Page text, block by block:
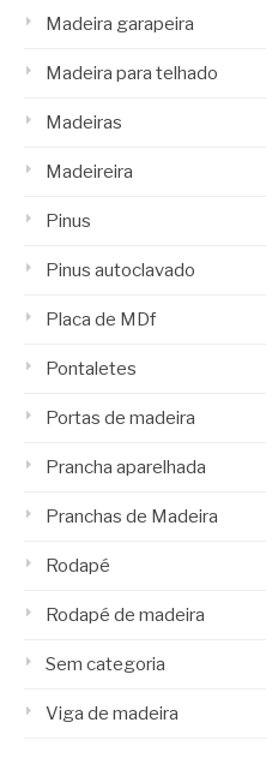
Madeira garapeira
Madeira para telhado
Madeiras
Madeireira
Pinus
Pinus autoclavado
Placa de MDf
Pontaletes
Portas de madeira
Prancha aparelhada
Pranchas de Madeira
Rodapé
Rodapé de madeira
Sem categoria
Viga de madeira